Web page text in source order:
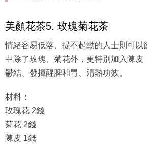
美顏花茶5. 玫瑰菊花茶
情緒容易低落、提不起勁的人士則可以
中除了玫瑰、菊花外，更特別加入陳皮
鬱結、發揮醒脾和胃、清熱功效。
材料：
玫瑰花 2錢
菊花 2錢
陳皮 1錢